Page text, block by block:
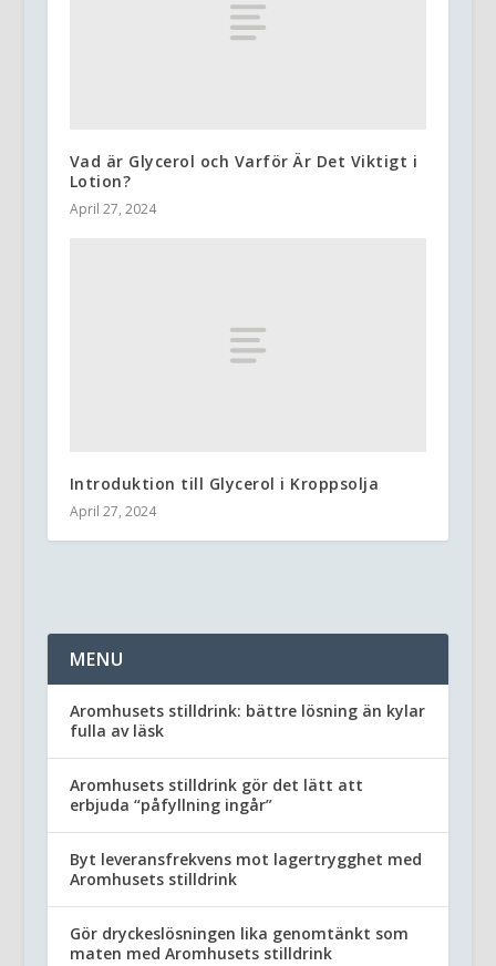
Vad är Glycerol och Varför Är Det Viktigt i
Lotion?
April 27, 2024
Introduktion till Glycerol i Kroppsolja
April 27, 2024
MENU
Aromhusets stilldrink: bättre lösning än kylar
fulla av läsk
Aromhusets stilldrink gör det lätt att
erbjuda “påfyllning ingår”
Byt leveransfrekvens mot lagertrygghet med
Aromhusets stilldrink
Gör dryckeslösningen lika genomtänkt som
maten med Aromhusets stilldrink